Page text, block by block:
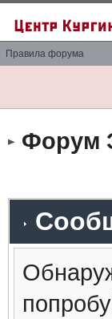
Правила форума
Форум